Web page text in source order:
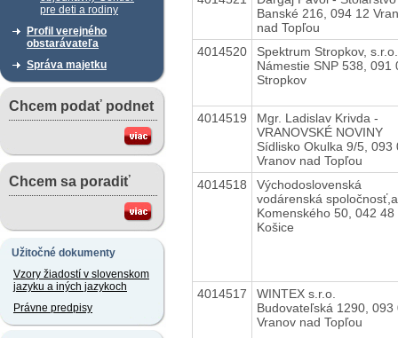
pre deti a rodiny
Profil verejného
obstarávateľa
Správa majetku
Chcem podať podnet
Chcem sa poradiť
Užitočné dokumenty
Vzory žiadostí v slovenskom
jazyku a iných jazykoch
Právne predpisy
Banské 216, 094 12
nad Topľou
4014520
Spektrum Stropkov, s.r.o.
Námestie SNP 538, 091
Stropkov
4014519
Mgr. Ladislav Krivda -
VRANOVSKÉ NOVINY
Sídlisko Okulka 9/5, 093
Vranov nad Topľou
4014518
Východoslovenská
vodárenská
Komenského 50, 042 48
Košice
4014517
WINTEX s.r.o.
Budovateľská 1290, 093
Vranov nad Topľou